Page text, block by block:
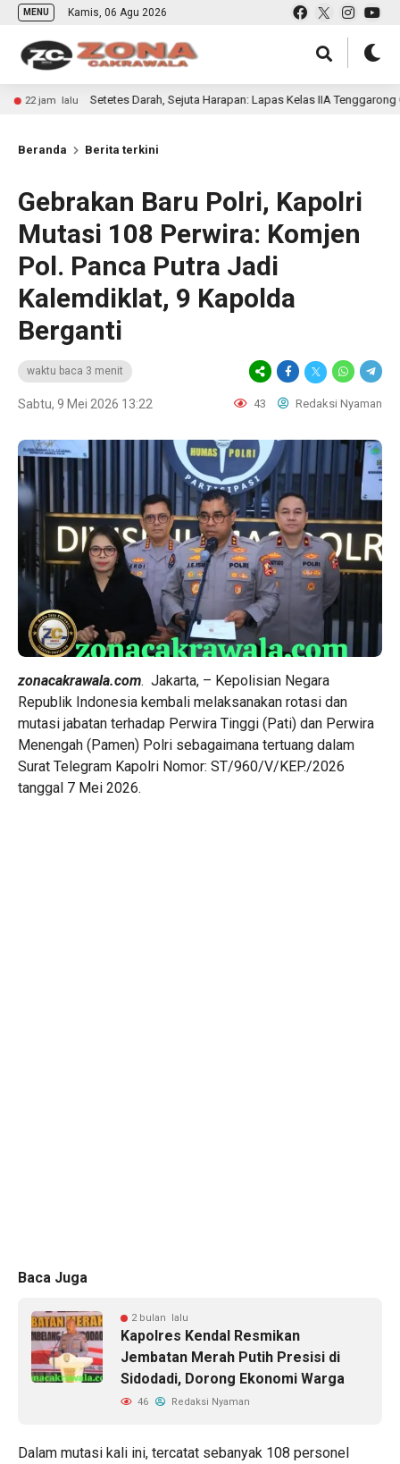
MENU Kamis, 06 Agu 2026
Setetes Darah, Sejuta Harapan: Lapas Kelas IIA Tenggarong Gelar Donor
Beranda Berita terkini
Gebrakan Baru Polri, Kapolri
Mutasi 108 Perwira: Komjen
Pol. Panca Putra Jadi
Kalemdiklat, 9 Kapolda
Berganti
waktu baca 3 menit
Sabtu, 9 Mei 2026 13:22 43 Redaksi Nyaman
zonacakrawala.com. Jakarta, – Kepolisian Negara
Republik Indonesia kembali melaksanakan rotasi dan
mutasi jabatan terhadap Perwira Tinggi (Pati) dan Perwira
Menengah (Pamen) Polri sebagaimana tertuang dalam
Surat Telegram Kapolri Nomor: ST/960/V/KEP./2026
tanggal 7 Mei 2026.
Baca Juga
2 bulan lalu
Kapolres Kendal Resmikan
Jembatan Merah Putih Presisi di
Sidodadi, Dorong Ekonomi Warga
46 Redaksi Nyaman
Dalam mutasi kali ini, tercatat sebanyak 108 personel